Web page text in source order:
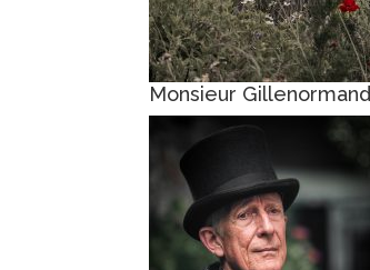
Monsieur Gillenormand